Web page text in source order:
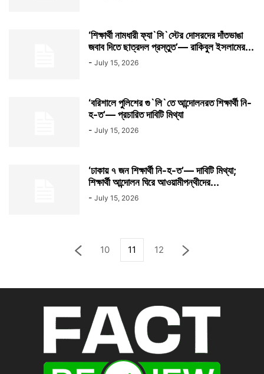
‘শিক্ষার্থী নামধারী ফ্যা`সি`স্টের দোসরদের দাঁতভাঙা
জবাব দিতে ছাত্রদল প্রস্তুত’— রাকিবুল ইসলামের...
- July 15, 2026
‘বরিশালে পুলিশের গু`লি`তে আন্দোলনরত শিক্ষার্থী নি-
হ-ত’— প্রচারিত দাবিটি মিথ্যা
- July 15, 2026
‘ঢাকায় ৭ জন শিক্ষার্থী নি-হ-ত’— দাবিটি মিথ্যা;
শিক্ষার্থী আন্দোলন ঘিরে আওয়ামীপন্থীদের...
- July 15, 2026
10 11 12